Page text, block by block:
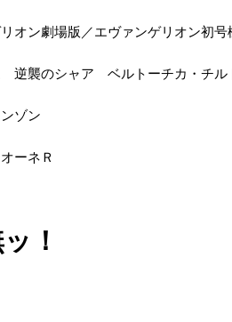
オン劇場版／エヴァンゲリオン初号
逆襲のシャア ベルトーチカ・チル
ゾン
ーネＲ
！